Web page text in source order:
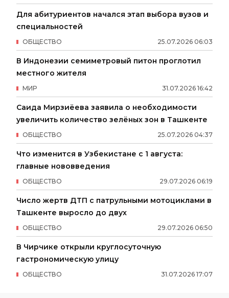
Для абитуриентов начался этап выбора вузов и
специальностей
25.07.2026 06:03
ОБЩЕСТВО
В Индонезии семиметровый питон проглотил
местного жителя
31.07.2026 16:42
МИР
Саида Мирзиёева заявила о необходимости
увеличить количество зелёных зон в Ташкенте
25.07.2026 04:37
ОБЩЕСТВО
Что изменится в Узбекистане с 1 августа:
главные нововведения
29.07.2026 06:19
ОБЩЕСТВО
Число жертв ДТП с патрульными мотоциклами в
Ташкенте выросло до двух
29.07.2026 06:50
ОБЩЕСТВО
В Чирчике открыли круглосуточную
гастрономическую улицу
31.07.2026 17:07
ОБЩЕСТВО